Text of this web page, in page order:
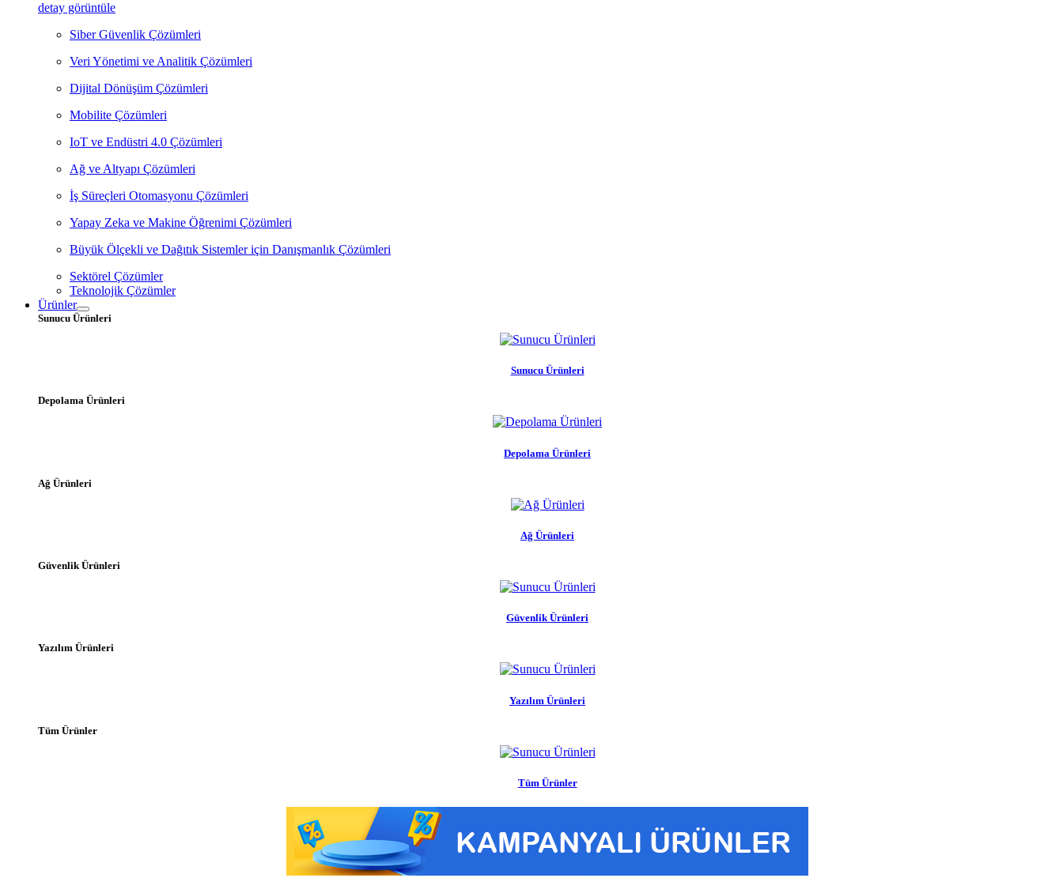
detay görüntüle
Siber Güvenlik Çözümleri
Veri Yönetimi ve Analitik Çözümleri
Dijital Dönüşüm Çözümleri
Mobilite Çözümleri
IoT ve Endüstri 4.0 Çözümleri
Ağ ve Altyapı Çözümleri
İş Süreçleri Otomasyonu Çözümleri
Yapay Zeka ve Makine Öğrenimi Çözümleri
Büyük Ölçekli ve Dağıtık Sistemler için Danışmanlık Çözümleri
Sektörel Çözümler
Teknolojik Çözümler
Ürünler
Sunucu Ürünleri
Sunucu Ürünleri
Depolama Ürünleri
Depolama Ürünleri
Ağ Ürünleri
Ağ Ürünleri
Güvenlik Ürünleri
Güvenlik Ürünleri
Yazılım Ürünleri
Yazılım Ürünleri
Tüm Ürünler
Tüm Ürünler